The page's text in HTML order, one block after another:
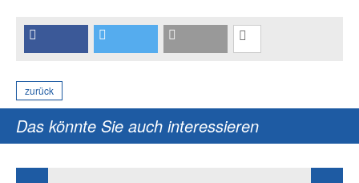
zurück
Das könnte Sie auch interessieren